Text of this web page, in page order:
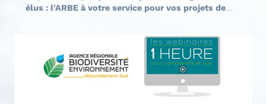
élus : l'ARBE à votre service pour vos projets de